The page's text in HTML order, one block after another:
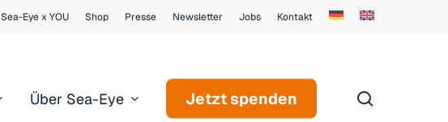
Sea-Eye x YOU Shop Presse Newsletter Jobs Kontakt
Über Sea-Eye Jetzt spenden